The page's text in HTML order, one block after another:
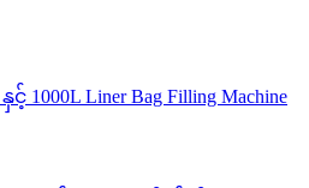
င့် 1000L Liner Bag Filling Machine